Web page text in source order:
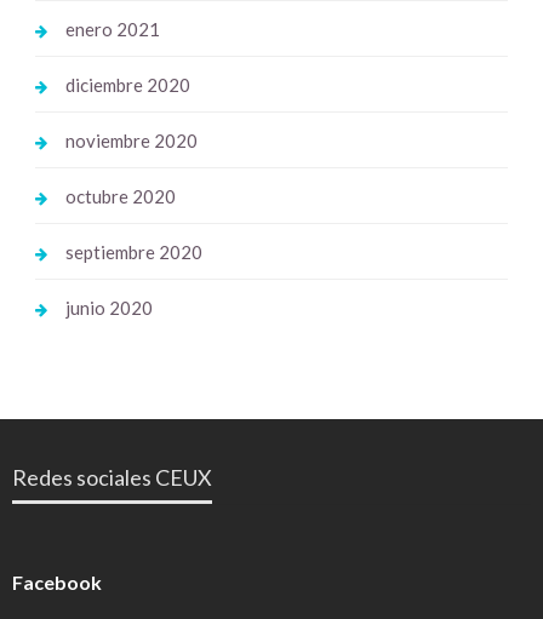
enero 2021
diciembre 2020
noviembre 2020
octubre 2020
septiembre 2020
junio 2020
Redes sociales CEUX
Facebook